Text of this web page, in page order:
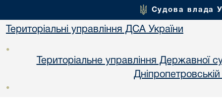
Судова влада
Територіальні управління ДСА України
•
Територіальне управління Державної
•